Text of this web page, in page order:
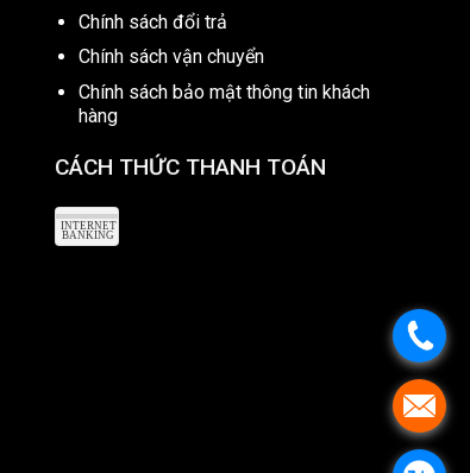
Chính sách đổi trả
Chính sách vận chuyển
Chính sách bảo mật thông tin khách
hàng
CÁCH THỨC THANH TOÁN